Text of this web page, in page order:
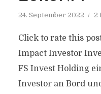
24. September 2022 2
Click to rate this
Impact Investor
FS Invest Holding
Investor an Bord